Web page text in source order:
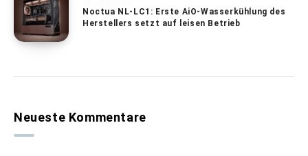
Noctua NL-LC1: Erste AiO-Wasserkühlung des
Herstellers setzt auf leisen Betrieb
Neueste Kommentare